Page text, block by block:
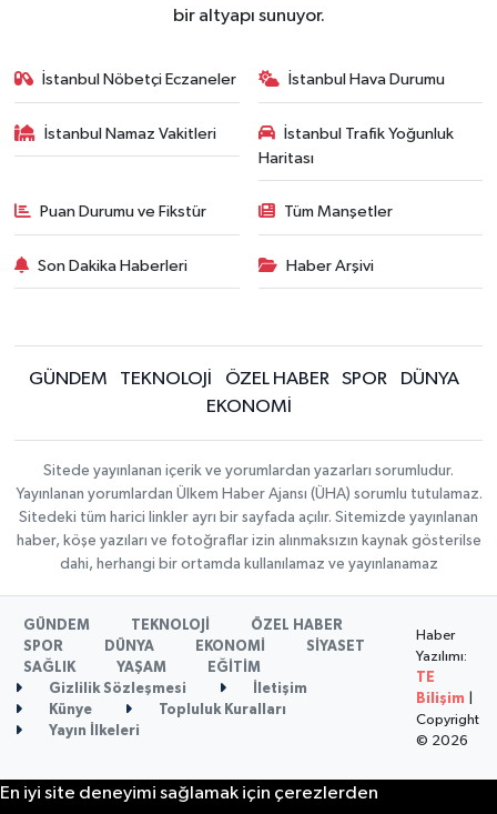
bir altyapı sunuyor.
İstanbul Nöbetçi Eczaneler İstanbul Hava Durumu
İstanbul Namaz Vakitleri
İstanbul Trafik Yoğunluk
Haritası
Puan Durumu ve Fikstür Tüm Manşetler
Son Dakika Haberleri Haber Arşivi
GÜNDEM TEKNOLOJİ ÖZEL HABER SPOR
DÜNYA
EKONOMİ
Sitede yayınlanan içerik ve yorumlardan yazarları sorumludur.
Yayınlanan yorumlardan Ülkem Haber Ajansı (ÜHA) sorumlu tutulamaz.
Sitedeki tüm harici linkler ayrı bir sayfada açılır. Sitemizde yayınlanan
haber, köşe yazıları ve fotoğraflar izin alınmaksızın kaynak gösterilse
dahi, herhangi bir ortamda kullanılamaz ve yayınlanamaz
GÜNDEM TEKNOLOJİ
ÖZEL HABER
SPOR
DÜNYA EKONOMİ
SİYASET
SAĞLIK
YAŞAM
EĞİTİM
Gizlilik Sözleşmesi
İletişim
Künye
Topluluk Kuralları
Yayın İlkeleri
Haber
Yazılımı:
TE
Bilişim
Copyright
© 2026
En iyi site deneyimi sağlamak için çerezlerden